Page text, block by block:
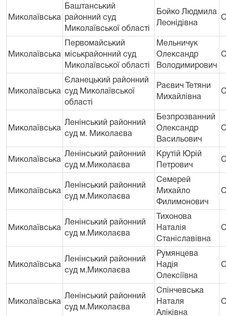
Миколаївська
Баштанський
районний суд
Миколаївської області
Бойко Людмила
Леонідівна
Миколаївська
Первомайський
міськрайонний суд
Миколаївської області
Мельничук
Олександр
Володимирович
Миколаївська
Єланецький районний
суд Миколаївської
області
Раєвич Тетяни
Михайлівна
Миколаївська
Ленінський районний
суд м. Миколаєва
Безпрозванний
Олександр
Васильович
Миколаївська
Ленінський районний
суд м.Миколаєва
Крутій Юрій
Петрович
Миколаївська
Ленінський районний
суд м.Миколаєва
Семерей
Михайло
Филимонович
Миколаївська
Ленінський районний
суд м.Миколаєва
Тихонова
Наталія
Станіславівна
Миколаївська
Ленінський районний
суд м.Миколаєва
Румянцева
Надія
Олексіївна
Миколаївська
Ленінський районний
суд м.Миколаєва
Спінчевська
Наталя
Аліківна